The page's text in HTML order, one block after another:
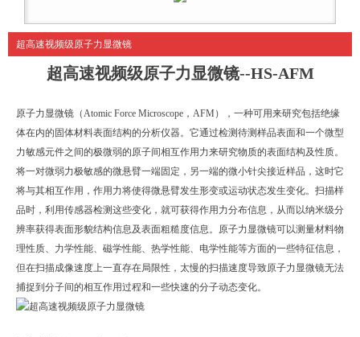
超高速视频级原子力显微镜
超高速视频级原子力显微镜--HS-AFM
原子力显微镜（Atomic Force Microscope，AFM），一种可用来研究包括绝缘
体在内的固体材料表面结构的分析仪器。它通过检测待测样品表面和一个微型
力敏感元件之间的极微弱的原子间相互作用力来研究物质的表面结构及性质。
将一对微弱力极敏感的微悬臂一端固定，另一端的微小针尖接近样品，这时它
将与其相互作用，作用力将使得微悬臂发生形变或运动状态发生变化。扫描样
品时，利用传感器检测这些变化，就可获得作用力分布信息，从而以纳米级分
辨率获得表面形貌结构信息及表面粗糙度信息。原子力显微镜可以测量材料物
理性质、力学性能、磁学性能、热学性能、电学性能等方面的一些特征信息，
但在扫描成像速度上一直存在局限性，太慢的扫描速度导致原子力显微镜无法
捕捉到分子间的相互作用过程和一些快速的分子动态变化。